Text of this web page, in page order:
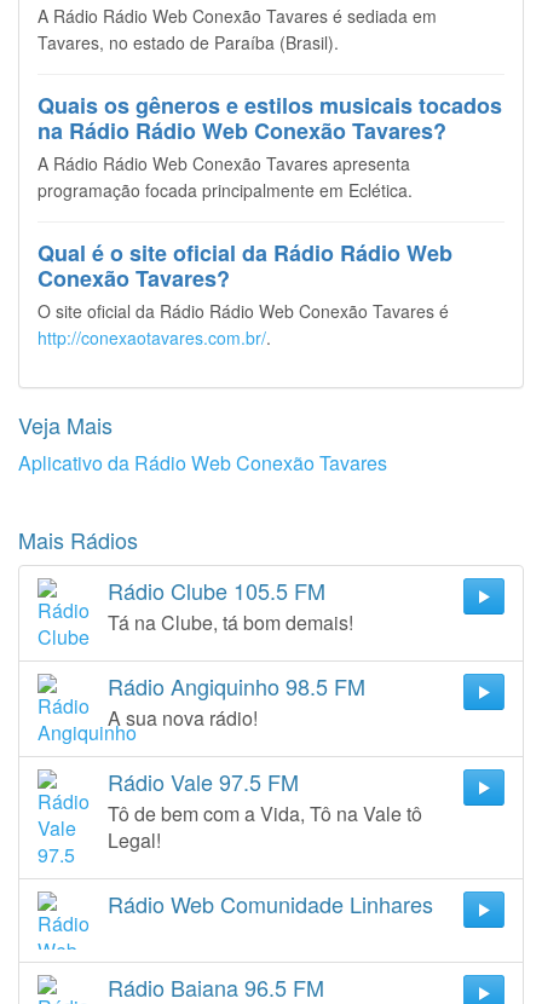
A Rádio Rádio Web Conexão Tavares é sediada em
Tavares, no estado de Paraíba (Brasil).
Quais os gêneros e estilos musicais tocados
na Rádio Rádio Web Conexão Tavares?
A Rádio Rádio Web Conexão Tavares apresenta
programação focada principalmente em Eclética.
Qual é o site oficial da Rádio Rádio Web
Conexão Tavares?
O site oficial da Rádio Rádio Web Conexão Tavares é
http://conexaotavares.com.br/.
Veja Mais
Aplicativo da Rádio Web Conexão Tavares
Mais Rádios
Rádio Clube 105.5 FM
Tá na Clube, tá bom demais!
Rádio Angiquinho 98.5 FM
A sua nova rádio!
Rádio Vale 97.5 FM
Tô de bem com a Vida, Tô na Vale tô
Legal!
Rádio Web Comunidade Linhares
Rádio Baiana 96.5 FM